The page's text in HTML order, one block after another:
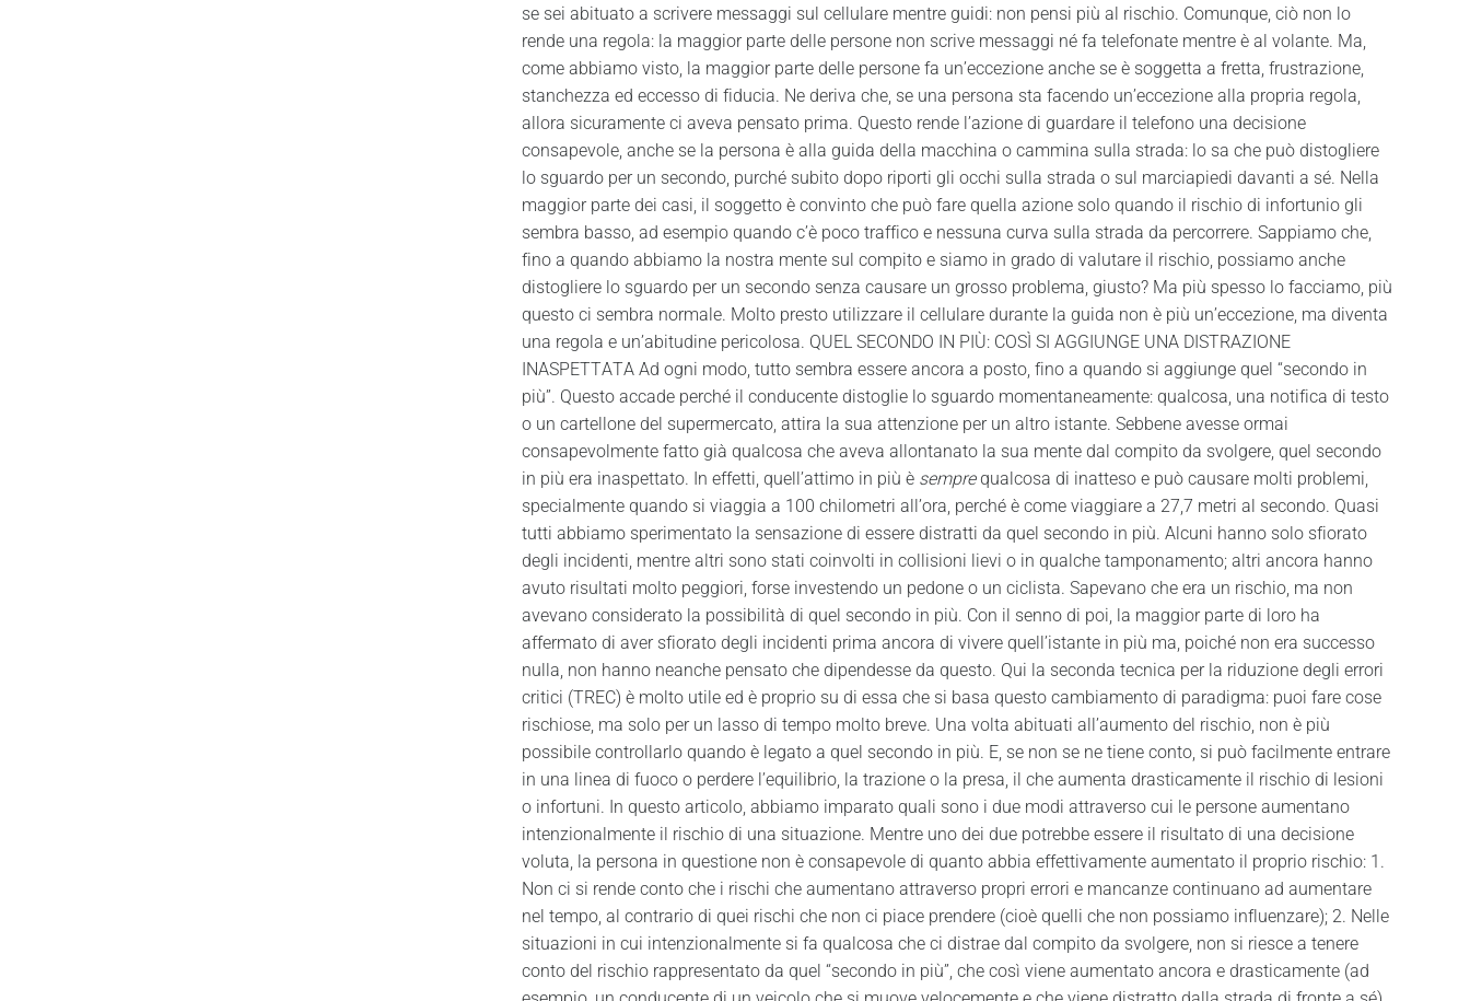
se sei abituato a scrivere messaggi sul cellulare mentre guidi: non pensi più al rischio. Comunque, ciò non lo
rende una regola: la maggior parte delle persone non scrive messaggi né fa telefonate mentre è al volante. Ma,
come abbiamo visto, la maggior parte delle persone fa un’eccezione anche se è soggetta a fretta, frustrazione,
stanchezza ed eccesso di fiducia. Ne deriva che, se una persona sta facendo un’eccezione alla propria regola,
allora sicuramente ci aveva pensato prima. Questo rende l’azione di guardare il telefono una decisione
consapevole, anche se la persona è alla guida della macchina o cammina sulla strada: lo sa che può distogliere
lo sguardo per un secondo, purché subito dopo riporti gli occhi sulla strada o sul marciapiedi davanti a sé. Nella
maggior parte dei casi, il soggetto è convinto che può fare quella azione solo quando il rischio di infortunio gli
sembra basso, ad esempio quando c’è poco traffico e nessuna curva sulla strada da percorrere. Sappiamo che,
fino a quando abbiamo la nostra mente sul compito e siamo in grado di valutare il rischio, possiamo anche
distogliere lo sguardo per un secondo senza causare un grosso problema, giusto? Ma più spesso lo facciamo, più
questo ci sembra normale. Molto presto utilizzare il cellulare durante la guida non è più un’eccezione, ma diventa
una regola e un’abitudine pericolosa. QUEL SECONDO IN PIÙ: COSÌ SI AGGIUNGE UNA DISTRAZIONE
INASPETTATA Ad ogni modo, tutto sembra essere ancora a posto, fino a quando si aggiunge quel “secondo in
più”. Questo accade perché il conducente distoglie lo sguardo momentaneamente: qualcosa, una notifica di testo
o un cartellone del supermercato, attira la sua attenzione per un altro istante. Sebbene avesse ormai
consapevolmente fatto già qualcosa che aveva allontanato la sua mente dal compito da svolgere, quel secondo
in più era inaspettato. In effetti, quell’attimo in più è semprequalcosa di inatteso e può causare molti problemi,
specialmente quando si viaggia a 100 chilometri all’ora, perché è come viaggiare a 27,7 metri al secondo. Quasi
tutti abbiamo sperimentato la sensazione di essere distratti da quel secondo in più. Alcuni hanno solo sfiorato
degli incidenti, mentre altri sono stati coinvolti in collisioni lievi o in qualche tamponamento; altri ancora hanno
avuto risultati molto peggiori, forse investendo un pedone o un ciclista. Sapevano che era un rischio, ma non
avevano considerato la possibilità di quel secondo in più. Con il senno di poi, la maggior parte di loro ha
affermato di aver sfiorato degli incidenti prima ancora di vivere quell’istante in più ma, poiché non era successo
nulla, non hanno neanche pensato che dipendesse da questo. Qui la seconda tecnica per la riduzione degli errori
critici (TREC) è molto utile ed è proprio su di essa che si basa questo cambiamento di paradigma: puoi fare cose
rischiose, ma solo per un lasso di tempo molto breve. Una volta abituati all’aumento del rischio, non è più
possibile controllarlo quando è legato a quel secondo in più. E, se non se ne tiene conto, si può facilmente entrare
in una linea di fuoco o perdere l’equilibrio, la trazione o la presa, il che aumenta drasticamente il rischio di lesioni
o infortuni. In questo articolo, abbiamo imparato quali sono i due modi attraverso cui le persone aumentano
intenzionalmente il rischio di una situazione. Mentre uno dei due potrebbe essere il risultato di una decisione
voluta, la persona in questione non è consapevole di quanto abbia effettivamente aumentato il proprio rischio: 1.
Non ci si rende conto che i rischi che aumentano attraverso propri errori e mancanze continuano ad aumentare
nel tempo, al contrario di quei rischi che non ci piace prendere (cioè quelli che non possiamo influenzare); 2. Nelle
situazioni in cui intenzionalmente si fa qualcosa che ci distrae dal compito da svolgere, non si riesce a tenere
conto del rischio rappresentato da quel “secondo in più”, che così viene aumentato ancora e drasticamente (ad